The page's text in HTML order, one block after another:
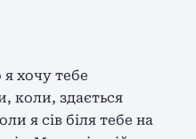
хочу тебе
коли, здається
я сів біля тебе на